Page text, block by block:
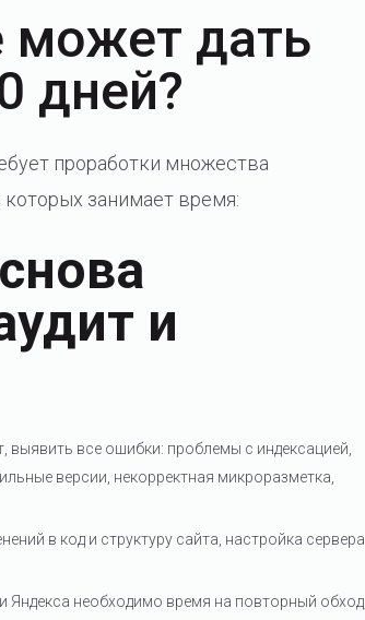
может дать
дней?
проработки множества
занимает время:
и
выявить все ошибки: проблемы с индексацией,
версии, некорректная микроразметка,
в код и структуру сайта, настройка сервера
необходимо время на повторный обход,